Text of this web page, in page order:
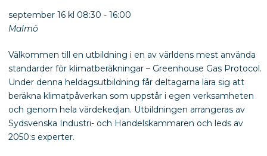
september 16 kl 08:30 - 16:00
Malmö
Välkommen till en utbildning i en av världens mest använda
standarder för klimatberäkningar – Greenhouse Gas Protocol.
Under denna heldagsutbildning får deltagarna lära sig att
beräkna klimatpåverkan som uppstår i egen verksamheten
och genom hela värdekedjan. Utbildningen arrangeras av
Sydsvenska Industri- och Handelskammaren och leds av
2050:s experter.